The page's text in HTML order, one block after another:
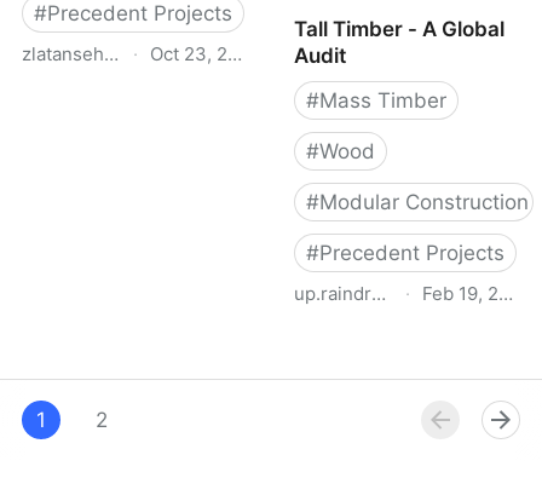
#Precedent Projects
zlatansehovic.com
· Oct 23, 2023
Tall Timber - A Global
Audit
#Mass Timber
#Wood
#Modular Construction
#Precedent Projects
up.raindrop.io· Feb 19, 2022
1 2